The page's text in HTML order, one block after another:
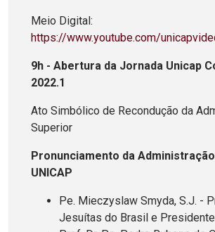
Meio Digital:
https://www.youtube.com/
9h - Abertura da Jornada Unicap
2022.1
Ato Simbólico de Recondução da
Superior
Pronunciamento da
UNICAP
Pe. Mieczyslaw Smyda, S.J. -
Jesuítas do Brasil e Presidente